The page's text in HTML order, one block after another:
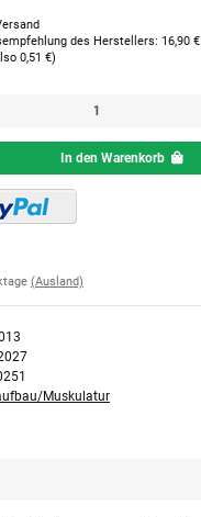
des Herstellers: 16,90 €
0,51 €)
In den Warenkorb
(Ausland)
Muskulatur